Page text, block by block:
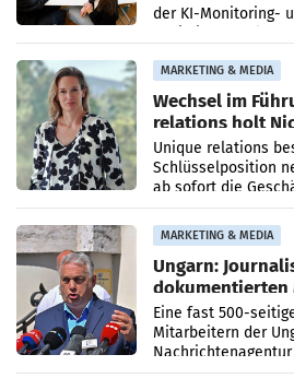
der KI-Monitoring-
MARKETING & MEDIA
Wechsel im
relations holt
Geschäftsleitung
Unique relations
Schlüsselposition
ab sofort die
PR-Agentur an der
Anna Kalina-Mahr.
MARKETING & MEDIA
Ungarn:
dokumentierten
Zensur
Eine fast 500-
Mitarbeitern der
systematische